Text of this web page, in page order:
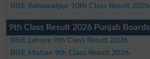
BISE Bahawalpur 10th Class Result 2026
9th Class Result 2026 Punjab Boards
BISE Lahore 9th Class Result 2026
BISE Multan 9th Class Result 2026